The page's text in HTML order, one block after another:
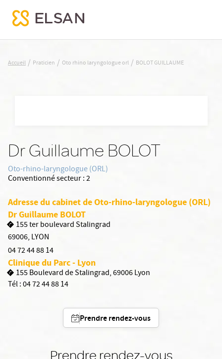
BOLOT GUILLAUME
Accueil / Praticien / Oto rhino laryngologue orl / BOLOT GUILLAUME
Dr Guillaume BOLOT
Oto-rhino-laryngologue (ORL)
Conventionné secteur :2
Adresse du cabinet de Oto-rhino-laryngologue (ORL)
Dr Guillaume BOLOT
155 ter boulevard Stalingrad
69006, LYON
04 72 44 88 14
Clinique du Parc - Lyon
155 Boulevard de Stalingrad, 69006 Lyon
Tél :04 72 44 88 14
Prendre rendez-vous
Prendre rendez-vous